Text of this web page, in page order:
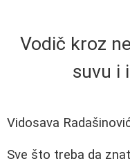
Vodič kroz
suvu i
Vidosava
Sve što treba da